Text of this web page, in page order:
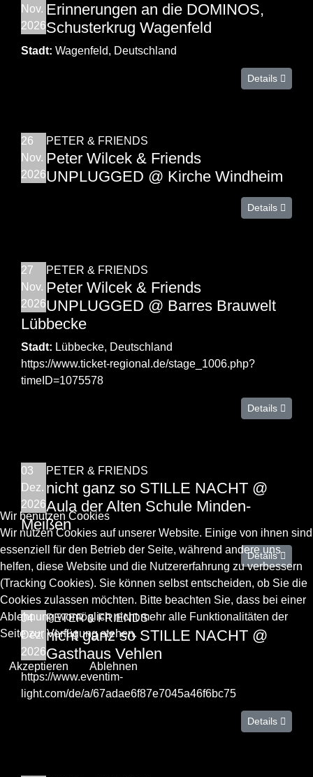
Nov.
2026
Erinnerungen an die DOMINOS,
Schusterkrug Wagenfeld
Stadt: Wagenfeld, Deutschland
Details
26
Nov.
2026
PETER & FRIENDS
Peter Wilcek & Friends
UNPLUGGED @ Kirche Windheim
Details
27
Nov.
2026
PETER & FRIENDS
Peter Wilcek & Friends
UNPLUGGED @ Barres Brauwelt
Lübbecke
Stadt: Lübbecke, Deutschland
https://www.ticket-regional.de/stage_1006.php?
timeID=1075578
Details
03
Dez.
2026
PETER & FRIENDS
nicht ganz so STILLE NACHT @
Aula der Alten Schule Minden-
Meißen
Details
04
Dez.
2026
PETER & FRIENDS
nicht ganz so STILLE NACHT @
Gasthaus Vehlen
https://www.eventim-
light.com/de/a/67adae6f87e7045a46f6bc75
Details
Wir benutzen Cookies
Wir nutzen Cookies auf unserer Website. Einige von ihnen sind
essenziell für den Betrieb der Seite, während andere uns
helfen, diese Website und die Nutzererfahrung zu verbessern
(Tracking Cookies). Sie können selbst entscheiden, ob Sie die
Cookies zulassen möchten. Bitte beachten Sie, dass bei einer
Ablehnung womöglich nicht mehr alle Funktionalitäten der
Seite zur Verfügung stehen.
Akzeptieren Ablehnen